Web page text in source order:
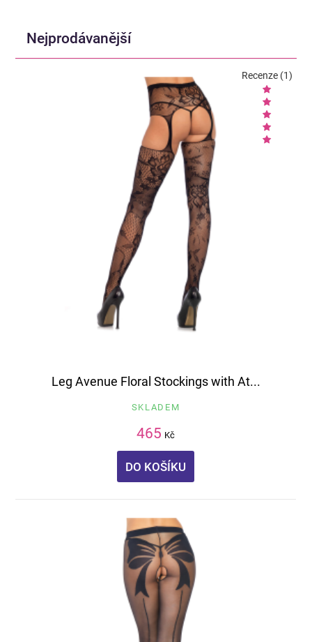
Nejprodávanější
Leg Avenue Floral Stockings with At...
SKLADEM
465 Kč
DO KOŠÍKU
Recenze (1)